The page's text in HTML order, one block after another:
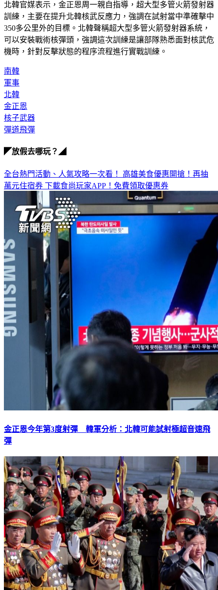
北韓官媒表示，金正恩周一親自指導，超大型多管火箭發射器
訓練，主要在提升北韓核武反應力，強調在試射當中準確擊中
350多公里外的目標。北韓聲稱超大型多管火箭發射器系統，
可以安裝戰術核彈頭，強調這次訓練是讓部隊熟悉面對核武危
南韓
軍事
北韓
金正恩
核子武器
全台熱門活動、人氣攻略一次看！高雄美食優惠開搶！再抽
萬元住宿券
下載食尚玩家APP！免費領取優惠券
金正恩今年第3度射彈 韓軍分析：北韓可能試射極超音速飛